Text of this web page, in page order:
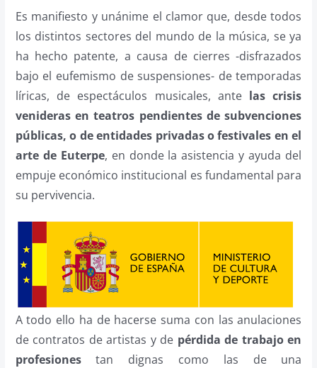
Es manifiesto y unánime el clamor que, desde todos
los distintos sectores del mundo de la música, se ya
ha hecho patente, a causa de cierres -disfrazados
bajo el eufemismo de suspensiones- de temporadas
líricas, de espectáculos musicales, ante las crisis
venideras en teatros pendientes de subvenciones
públicas, o de entidades privadas o festivales en el
arte de Euterpe, en donde la asistencia y ayuda del
empuje económico institucional es fundamental para
su pervivencia.
A todo ello ha de hacerse suma con las anulaciones
de contratos de artistas y de pérdida de trabajo en
profesionestan dignas como las de una